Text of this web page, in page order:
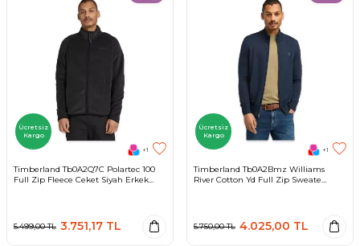
Ücretsiz
Kargo
+1
Timberland Tb0A2Q7C Polartec 100
Full Zip Fleece Ceket Siyah Erkek
5.499,00TL 3.751,17 TL
Ücretsiz
Kargo
+1
Timberland Tb0A2Bmz Williams
River Cotton Yd Full Zip Sweate
5.750,00TL 4.025,00 TL